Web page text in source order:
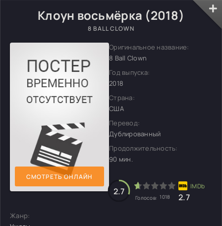
Клоун восьмёрка (2018)
8 BALL CLOWN
СМОТРЕТЬ ОНЛАЙН
Оригинальное название:
8 Ball Clown
Год выпуска:
2018
Страна:
США
Перевод:
Дублированный
Продолжительность:
90 мин.
2.7
Голосов: 1018 2.7
Жанр: